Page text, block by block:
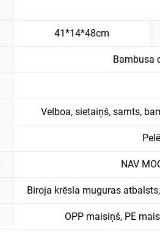
41*14*48cm
Bambusa
Velboa, sietaiņš, samts,
NAV
Biroja krēsla muguras
OPP maisiņš, PE